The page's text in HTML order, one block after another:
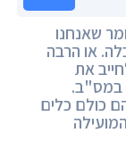
שאנחנו
או הרבה
את
במס"ב.
כולם כלים